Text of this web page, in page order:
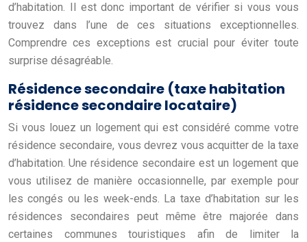
d’habitation. Il est donc important de vérifier si vous vous
trouvez dans l’une de ces situations exceptionnelles.
Comprendre ces exceptions est crucial pour éviter toute
surprise désagréable.
Résidence secondaire (taxe habitation
résidence secondaire locataire)
Si vous louez un logement qui est considéré comme votre
résidence secondaire, vous devrez vous acquitter de la taxe
d’habitation. Une résidence secondaire est un logement que
vous utilisez de manière occasionnelle, par exemple pour
les congés ou les week-ends. La taxe d’habitation sur les
résidences secondaires peut même être majorée dans
certaines communes touristiques afin de limiter la